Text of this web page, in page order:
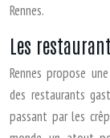
Rennes.
Les
Rennes propose
des restaurants
passant par les